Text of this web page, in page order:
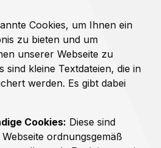
Cookies, um Ihnen ein
zu bieten und um
unserer Webseite zu
sind kleine Textdateien, die in
werden. Es gibt dabei
Cookies: Diese sind
ordnungsgemäß